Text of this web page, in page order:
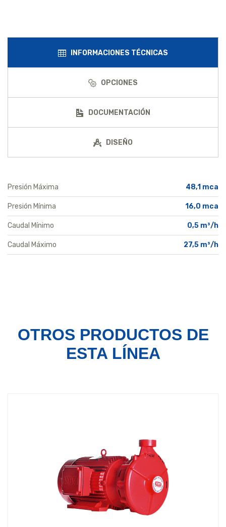
INFORMACIONES TÉCNICAS
OPCIONES
DOCUMENTACIÓN
DISEÑO
Presión Máxima 48,1 mca
Presión Mínima 16,0 mca
Caudal Mínimo 0,5 m³/h
Caudal Máximo 27,5 m³/h
OTROS PRODUCTOS DE
ESTA LÍNEA